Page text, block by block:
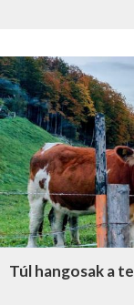
Túl hangosak a